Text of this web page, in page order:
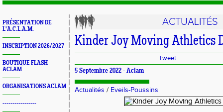
PRÉSENTATION DE
L'A.C.L.A.M.
INSCRIPTION 2026/2027
BOUTIQUE FLASH
ACLAM
ORGANISATIONS ACLAM
-----------------
ACTUALITÉS
Kinder Joy Moving Athletics
Tweet
5 Septembre 2022 - Aclam
Actualités / Eveils-Poussins